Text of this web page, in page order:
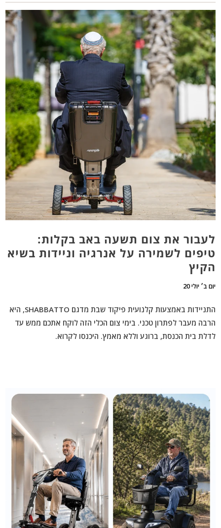
לעבור את צום תשעה באב בקלות:
טיפים לשמירה על אנרגיה וניידות בשיא
הקיץ
יום ב׳ יולי 20
התניידות באמצעות קלנועית פיקוד שבת
מדגם SHABBATTO, היא
הרבה מעבר לפתרון טכני. בימי צום הכלי הזה לוקח אתכם ממש עד
לדלת בית הכנסת, ברוגע וללא מאמץ. היכנסו לקרוא.